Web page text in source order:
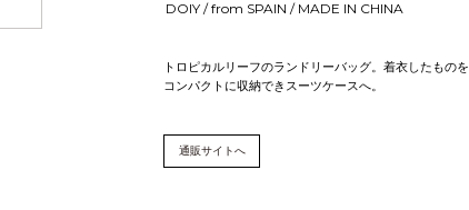
DOIY / from SPAIN / MADE IN CHINA
トロピカルリーフのランドリーバッグ。着衣したものを
コンパクトに収納できスーツケースへ。
通販サイトへ